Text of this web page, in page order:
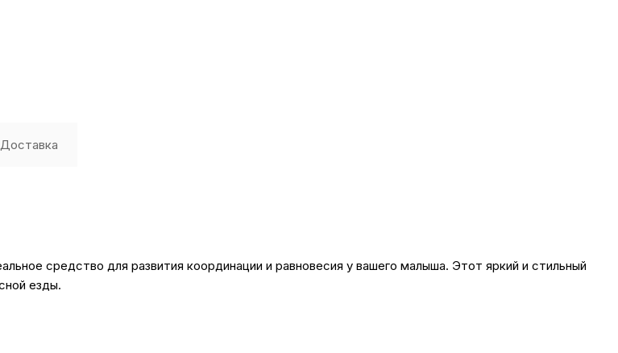
Доставка
средство для развития координации и равновесия у вашего малыша. Этот яркий и стильный
езды.